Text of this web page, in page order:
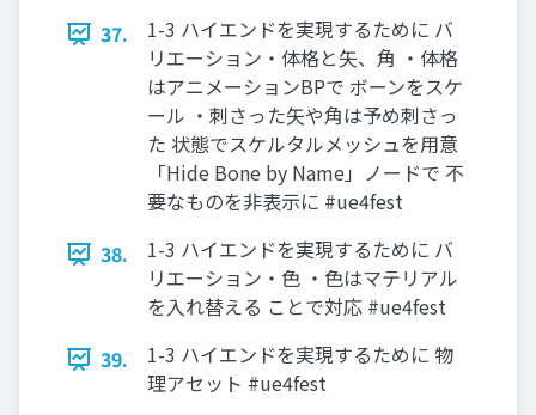
37.
1-3 ハイエンドを実現するために バ
リエーション・体格と矢、角 ・体格
はアニメーションBPで ボーンをスケ
ール ・刺さった矢や角は予め刺さっ
た 状態でスケルタルメッシュを用意
「Hide Bone by Name」ノードで 不
要なものを非表示に #ue4fest
38.
1-3 ハイエンドを実現するために バ
リエーション・色 ・色はマテリアル
を入れ替える ことで対応 #ue4fest
39.
1-3 ハイエンドを実現するために 物
理アセット #ue4fest